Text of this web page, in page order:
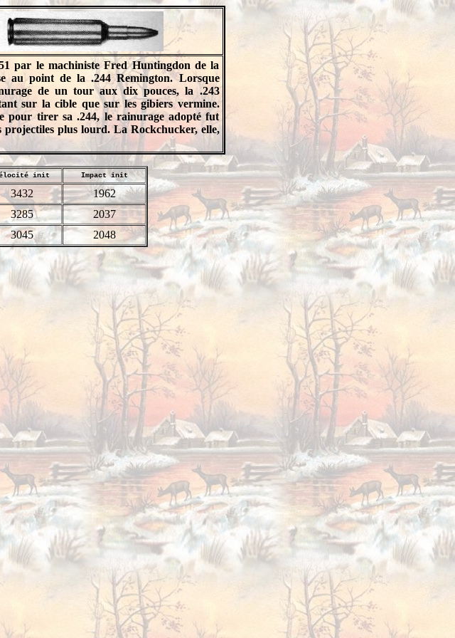
par le machiniste Fred Huntingdon de la
au point de la .244 Remington. Lorsque
de un tour aux dix pouces, la .243
sur la cible que sur les gibiers vermine.
pour tirer sa .244, le rainurage adopté fut
plus lourd. La Rockchucker, elle,
init Impact init
3432
1962
3285
2037
3045 2048